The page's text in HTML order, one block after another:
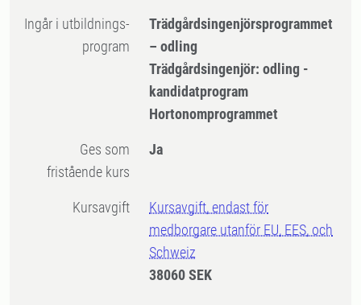
Ingår i utbildnings-
program
Trädgårdsingenjörsprogrammet
– odling
Trädgårdsingenjör: odling -
kandidatprogram
Hortonomprogrammet
Ges som
fristående kurs
Ja
Kursavgift
Kursavgift, endast för
medborgare utanför EU, EES, och
Schweiz
38060 SEK